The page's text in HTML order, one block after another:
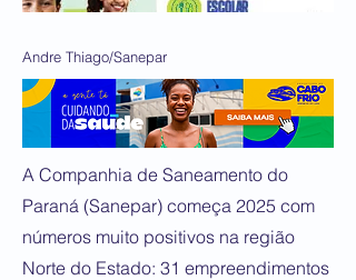
Andre Thiago/Sanepar
A Companhia de Saneamento do
Paraná (Sanepar) começa 2025 com
números muito positivos na região
Norte do Estado: 31 empreendimentos